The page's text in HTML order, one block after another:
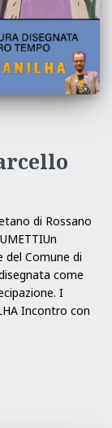
di Rossano
Comune di
come
I
Incontro con